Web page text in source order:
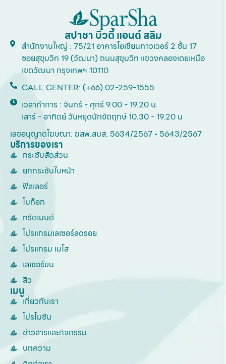
สปาชา บิวตี้ แอนด์ สลิม
สำนักงานใหญ่ : 75/21 อาคารโอเชียนทาวเวอร์ 2 ชั้น 17
ซอยสุขุมวิท 19 (วัฒนา) ถนนสุขุมวิท แขวงคลองเตยเหนือ
เขตวัฒนา กรุงเทพฯ 10110
CALL CENTER: (+66) 02-259-1555
เวลาทำการ : จันทร์ - ศุกร์ 9.00 - 19.20 น.
เสาร์ - อาทิตย์ วันหยุดนักขัตฤกษ์ 10.30 - 19.20 น
เลขอนุญาตโฆษณา: ฆสพ.สบส. 5634/2567 • 5643/2567
บริการของเรา
กระชับสัดส่วน
ยกกระชับใบหน้า
ฟิลเลอร์
โบท็อก
ทรีตเมนต์
โปรแกรมเลเซอร์ลดรอย
โปรแกรม เมโส
เลเซอร์ขน
สิว
เมนู
เกี่ยวกับเรา
โปรโมชัน
ข่าวสารและกิจกรรม
บทความ